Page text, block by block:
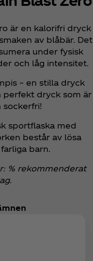
är en kalorifri dryck
av blåbär. Det
under fysisk
och låg intensitet.
– en stilla dryck
perfekt dryck som är
sockerfri!
sportflaska med
består av lösa
barn.
% rekommenderat